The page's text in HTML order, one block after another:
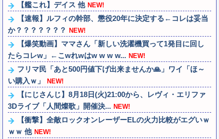
【艦これ】デイス 他 NEW!
【速報】ルフィの幹部、懲役20年に決定する←コレは妥当
か？？？？？？？
NEW!
【爆笑動画】ママさん「新しい洗濯機買って1発目に回し
たらコレw」←こwれwはw w w w... NEW!
フリマ民「あと500円値下げ出来ませんか🙏」ワイ「ほ～
い購入ｗ」
NEW!
【にじさんじ】8月18日(火)21:00から、レヴィ・エリファ
3Dライブ「人間燦歌」開催決... NEW!
【衝撃】全敵ロックオンレーザーELの火力比較がエグいｗ
ｗｗ 他 NEW!